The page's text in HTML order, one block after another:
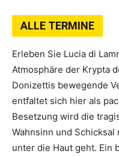
ALLE TERMINE
Erleben Sie Lucia di
Atmosphäre der Krypta
Donizettis bewegende
entfaltet sich hier als
Besetzung wird die
Wahnsinn und
unter die Haut geht. Ein